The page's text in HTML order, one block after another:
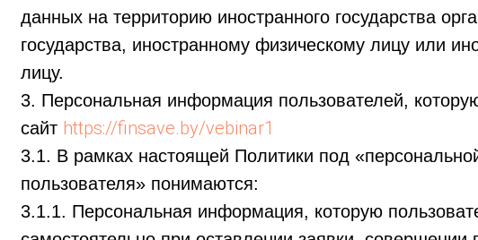
данных на территорию иностранного государства
государства, иностранному физическому лицу или
лицу.
3. Персональная информация пользователей,
сайт https://finsave.by/vebinar1
3.1. В рамках настоящей Политики под
пользователя» понимаются:
3.1.1. Персональная информация, которую